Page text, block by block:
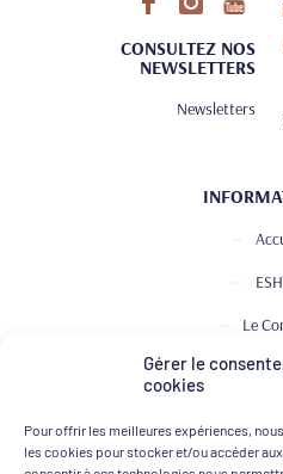
Gérer le
cookies
Pour offrir les meilleures expériences,
les cookies pour stocker et/ou accéder
CONSULTEZ NOS
NEWSLETTERS
Newsletters
Le
Club de